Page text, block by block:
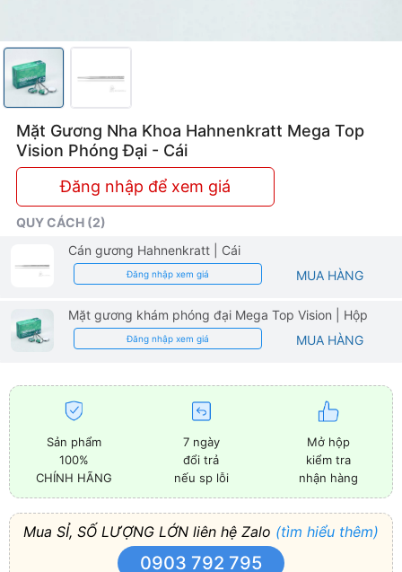
Mặt Gương Nha Khoa Hahnenkratt Mega Top
Vision Phóng Đại - Cái
Đăng nhập để xem giá
QUY CÁCH (2)
Cán gương Hahnenkratt
| Cái
Đăng nhập xem giá MUA HÀNG
Mặt gương khám phóng đại Mega Top Vision | Hộp
Đăng nhập xem giá MUA HÀNG
Sản phẩm
100%
CHÍNH HÃNG
7 ngày
đổi trả
nếu sp lỗi
Mở hộp
kiểm tra
nhận hàng
Mua SỈ, SỐ LƯỢNG LỚN liên hệ Zalo (tìm hiểu thêm)
0903 792 795